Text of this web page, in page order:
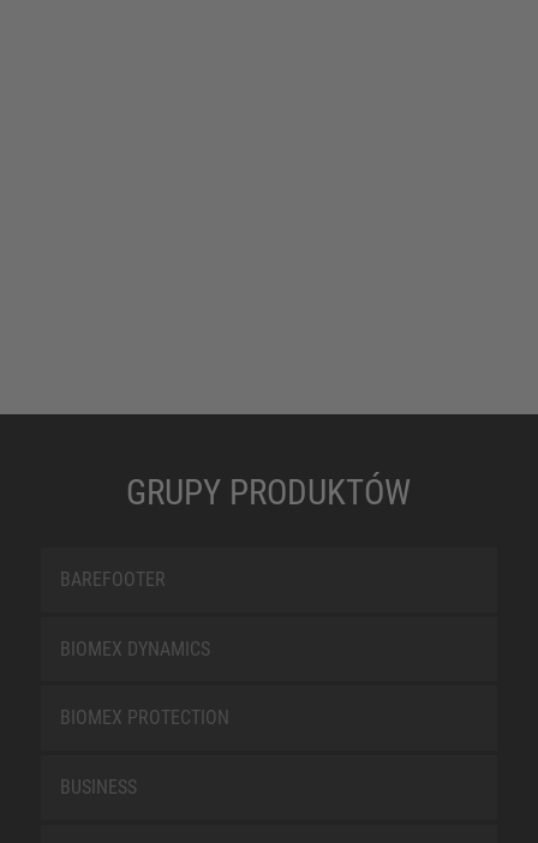
GRUPY PRODUKTÓW
BAREFOOTER
BIOMEX DYNAMICS
BIOMEX PROTECTION
BUSINESS